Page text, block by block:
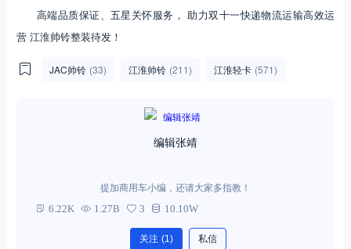
高端品质保证、五星关怀服务， 助力双十一快递物流运输高效运
营 江淮帅铃整装待发！
JAC帅铃 (33) 江淮帅铃 (211) 江淮轻卡 (571)
编辑张靖
提加商用车小编，还请大家多指教！
6.22K 1.27B 3 10.10W
关注 (1) 私信